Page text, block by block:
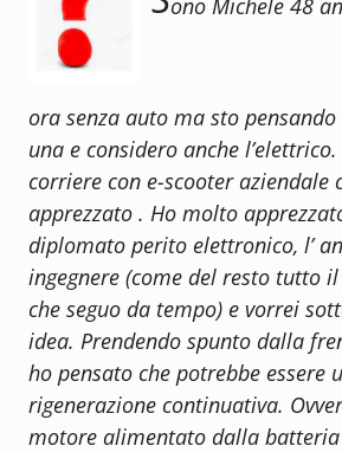
ora senza auto ma sto
una e considero anche
corriere con e-scooter aziendale
apprezzato . Ho molto
diplomato perito elettronico, l’
ingegnere (come del resto tutto
che seguo da tempo) e vorrei
idea. Prendendo spunto dalla
ho pensato che potrebbe essere
rigenerazione continuativa. Ovv
motore alimentato dalla